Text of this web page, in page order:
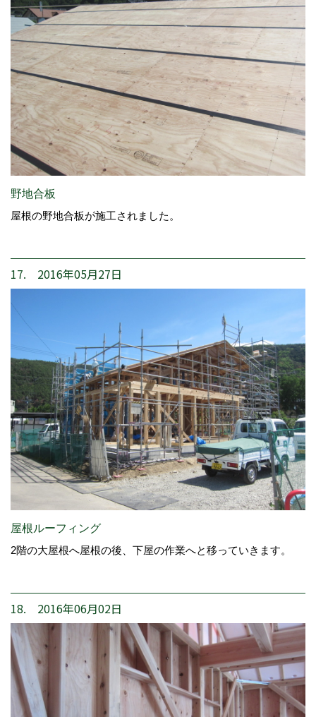
野地合板
屋根の野地合板が施工されました。
17. 2016年05月27日
屋根ルーフィング
2階の大屋根へ屋根の後、下屋の作業へと移っていきます。
18. 2016年06月02日